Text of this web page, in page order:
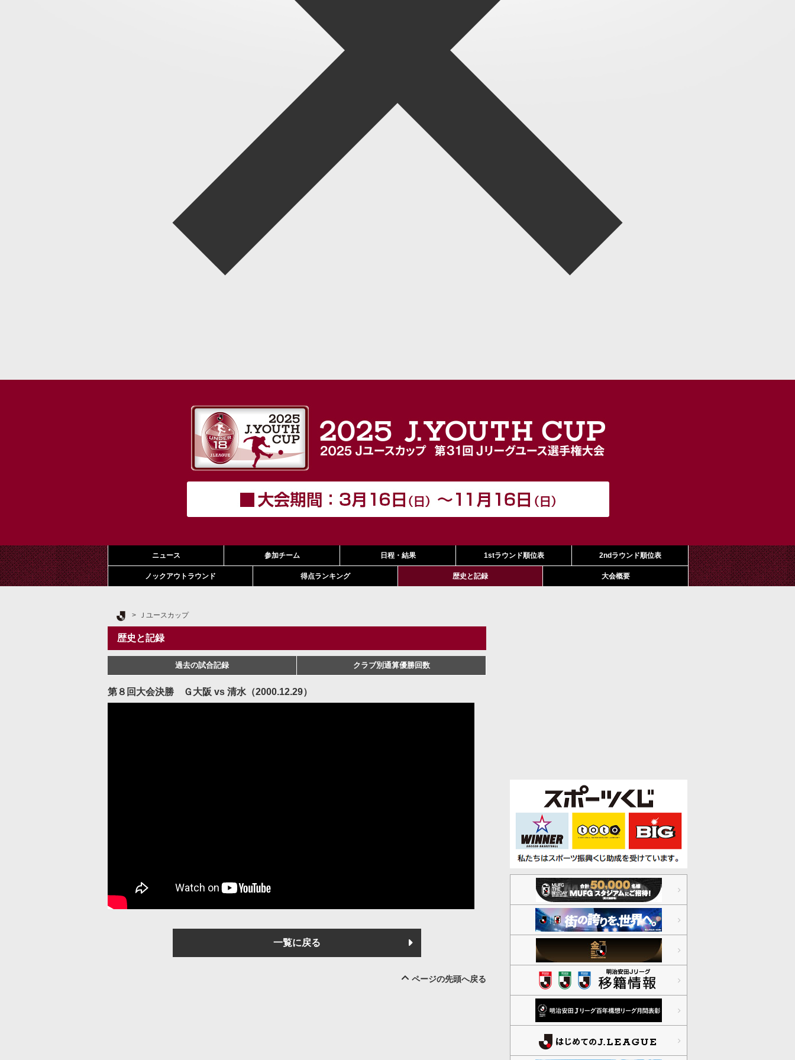
ニュース 参加チーム 日程・結果 1stラウンド順位表 2ndラウンド順位表
ノックアウトラウンド 得点ランキング 歴史と記録 大会概要
Ｊリーグ TOP
Ｊユースカップ
歴史と記録
過去の試合記録 クラブ別通算優勝回数
第８回大会決勝 Ｇ大阪 vs 清水（2000.12.29）
一覧に戻る
ページの先頭へ戻る